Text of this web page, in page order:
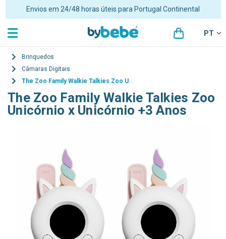
Envios em 24/48 horas úteis para Portugal Continental
PT
Brinquedos
Câmaras Digitais
The Zoo Family Walkie Talkies Zoo Unicórnio x Unicórnio +3 Anos
The Zoo Family Walkie Talkies Zoo
Unicórnio x Unicórnio +3 Anos